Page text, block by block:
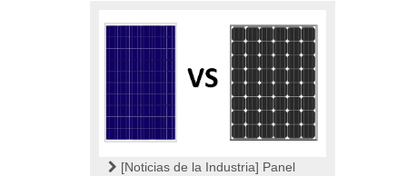
[Noticias de la Industria] Panel